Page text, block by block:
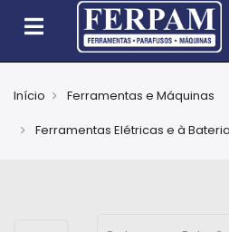
Início
Ferramentas e Máquinas
Ferramentas Elétricas e à Bateria